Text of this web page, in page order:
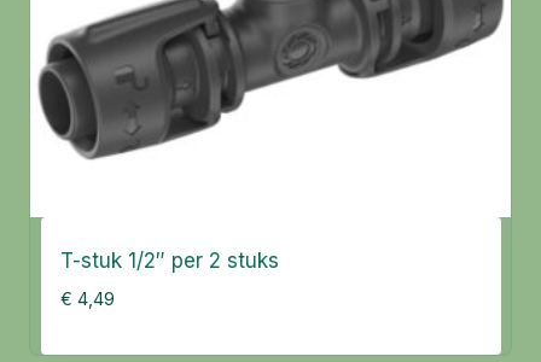
T-stuk 1/2″ per 2 stuks
€ 4,49